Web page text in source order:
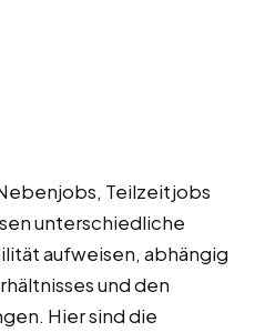
Teilzeitjobs
unterschiedliche
aufweisen, abhängig
und den
Hier sind die